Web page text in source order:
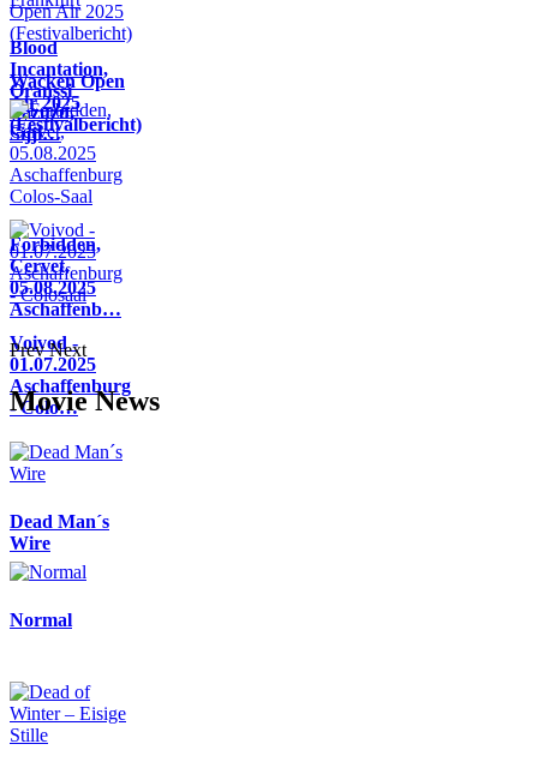
Blood
Incantation,
Oranssi
Pazuzu,
Sijji…
Wacken Open
Air 2025
(Festivalbericht)
Forbidden,
Cervet,
05.08.2025
Aschaffenb…
Voivod -
01.07.2025
Aschaffenburg
- Colo…
Prev Next
Movie News
Dead Man´s
Wire
Normal